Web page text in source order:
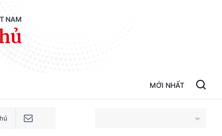
NAM
MỚI NHẤT